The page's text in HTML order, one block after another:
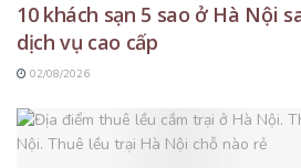
10 khách sạn 5 sao ở Hà Nội
dịch vụ cao cấp
02/08/2026